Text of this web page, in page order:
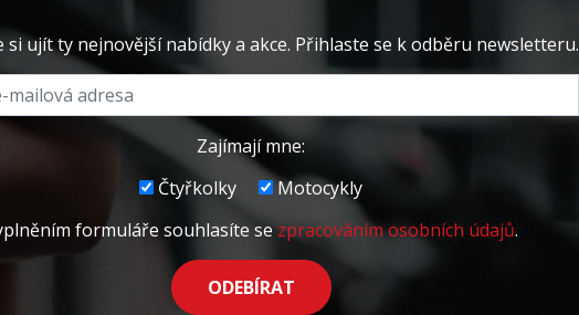
si ujít ty nejnovější nabídky a akce. Přihlaste se k odběru newsletteru.
Zajímají mne:
Čtyřkolky
Motocykly
formuláře souhlasíte sezpracováním osobních údajů.
ODEBÍRAT